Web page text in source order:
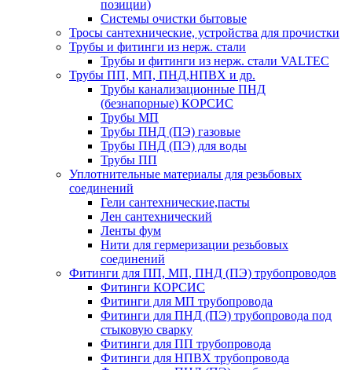
позиции)
Системы очистки бытовые
Тросы сантехнические, устройства для прочистки
Трубы и фитинги из нерж. стали
Трубы и фитинги из нерж. стали VALTEC
Трубы ПП, МП, ПНД,НПВХ и др.
Трубы канализационные ПНД
(безнапорные) КОРСИС
Трубы МП
Трубы ПНД (ПЭ) газовые
Трубы ПНД (ПЭ) для воды
Трубы ПП
Уплотнительные материалы для резьбовых
соединений
Гели сантехнические,пасты
Лен сантехнический
Ленты фум
Нити для гермеризации резьбовых
соединений
Фитинги для ПП, МП, ПНД (ПЭ) трубопроводов
Фитинги КОРСИС
Фитинги для МП трубопровода
Фитинги для ПНД (ПЭ) трубопровода под
стыковую сварку
Фитинги для ПП трубопровода
Фитинги для НПВХ трубопровода